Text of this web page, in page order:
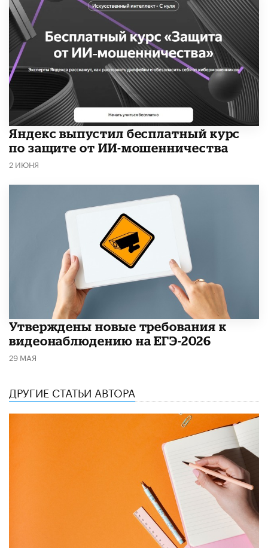
​Яндекс выпустил бесплатный курс
по защите от ИИ-мошенничества
2 ИЮНЯ
Утверждены новые требования к
видеонаблюдению на ЕГЭ-2026
29 МАЯ
ДРУГИЕ СТАТЬИ АВТОРА